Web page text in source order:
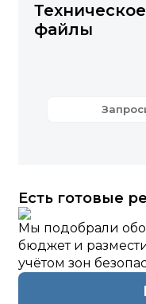
файлы
Есть готовые
Мы подобрали
бюджет и
учётом зон